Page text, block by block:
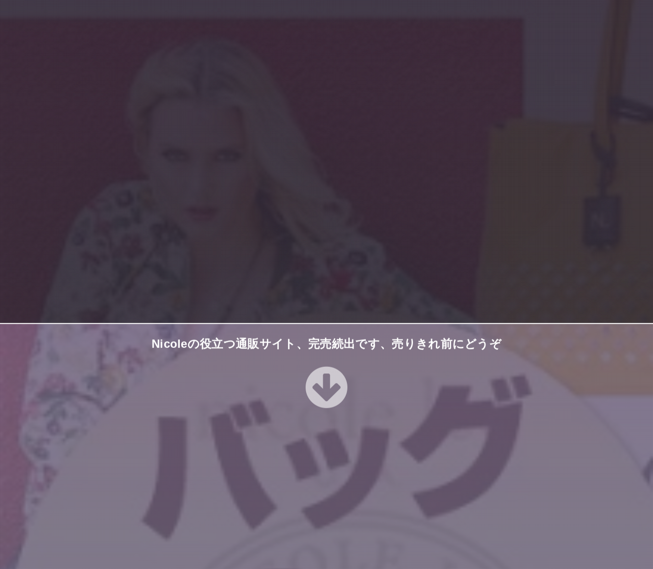
Nicoleの役立つ通販サイト、完売続出です、売りきれ前にどうぞ